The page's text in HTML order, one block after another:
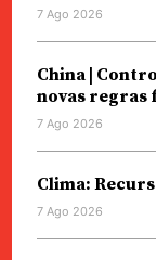
7 Ago 2026
China |
novas
7 Ago 2026
Clima:
7 Ago 2026